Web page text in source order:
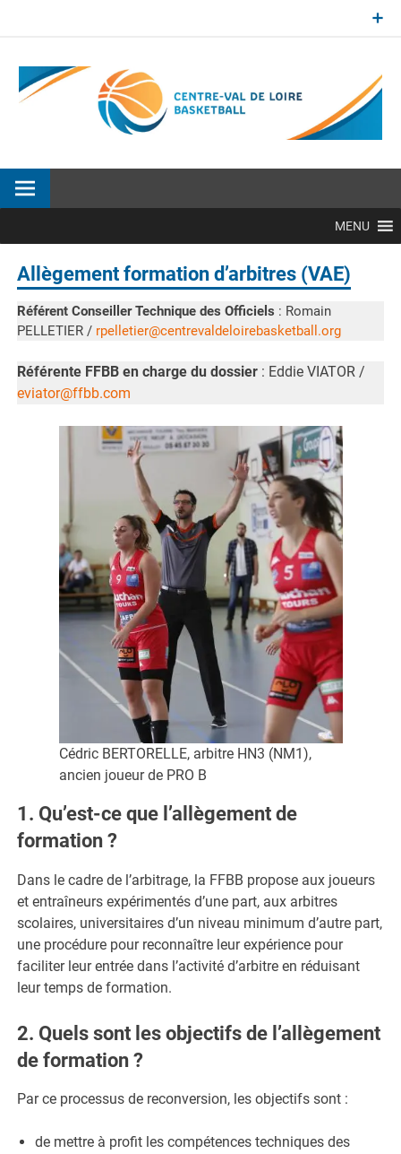
MENU
Allègement formation d’arbitres (VAE)
Référent Conseiller Technique des Officiels : Romain
PELLETIER / rpelletier@centrevaldeloirebasketball.org
Référente FFBB en charge du dossier : Eddie VIATOR /
eviator@ffbb.com
Cédric BERTORELLE, arbitre HN3 (NM1),
ancien joueur de PRO B
1. Qu’est-ce que l’allègement de
formation ?
Dans le cadre de l’arbitrage, la FFBB propose aux joueurs
et entraîneurs expérimentés d’une part, aux arbitres
scolaires, universitaires d’un niveau minimum d’autre part,
une procédure pour reconnaître leur expérience pour
faciliter leur entrée dans l’activité d’arbitre en réduisant
leur temps de formation.
2. Quels sont les objectifs de l’allègement
de formation ?
Par ce processus de reconversion, les objectifs sont :
de mettre à profit les compétences techniques des